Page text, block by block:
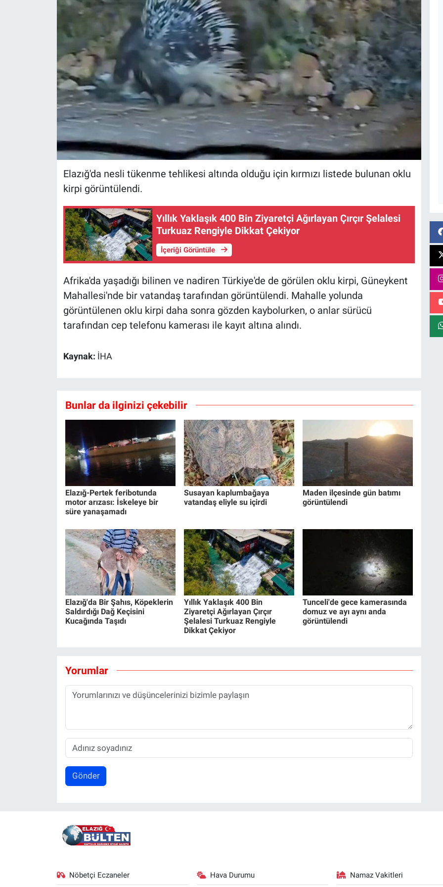
Elazığ'da nesli tükenme tehlikesi altında olduğu için kırmızı listede bulunan oklu
kirpi görüntülendi.
Yıllık Yaklaşık 400 Bin Ziyaretçi Ağırlayan Çırçır Şelalesi
Turkuaz Rengiyle Dikkat Çekiyor
İçeriği Görüntüle
Afrika'da yaşadığı bilinen ve nadiren Türkiye'de de görülen oklu kirpi, Güneykent
Mahallesi'nde bir vatandaş tarafından görüntülendi. Mahalle yolunda
görüntülenen oklu kirpi daha sonra gözden kaybolurken, o anlar sürücü
tarafından cep telefonu kamerası ile kayıt altına alındı.
Kaynak: İHA
Bunlar da ilginizi çekebilir
Elazığ-Pertek feribotunda
motor arızası: İskeleye bir
süre yanaşamadı
Susayan kaplumbağaya
vatandaş eliyle su içirdi
Maden ilçesinde gün batımı
görüntülendi
Elazığ'da Bir Şahıs, Köpeklerin
Saldırdığı Dağ Keçisini
Kucağında Taşıdı
Yıllık Yaklaşık 400 Bin
Ziyaretçi Ağırlayan Çırçır
Şelalesi Turkuaz Rengiyle
Dikkat Çekiyor
Tunceli'de gece kamerasında
domuz ve ayı aynı anda
görüntülendi
Yorumlar
Gönder
Nöbetçi Eczaneler Hava Durumu Namaz Vakitleri